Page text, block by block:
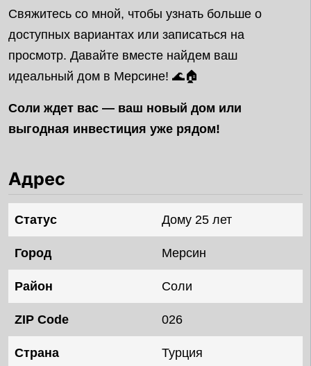
Свяжитесь со мной, чтобы узнать больше о
доступных вариантах или записаться на
просмотр. Давайте вместе найдем ваш
идеальный дом в Мерсине! 🌊🏠
Соли ждет вас — ваш новый дом или
выгодная инвестиция уже рядом!
Адрес
Статус Дому 25 лет
Город Мерсин
Район Соли
ZIP Code 026
Страна Турция